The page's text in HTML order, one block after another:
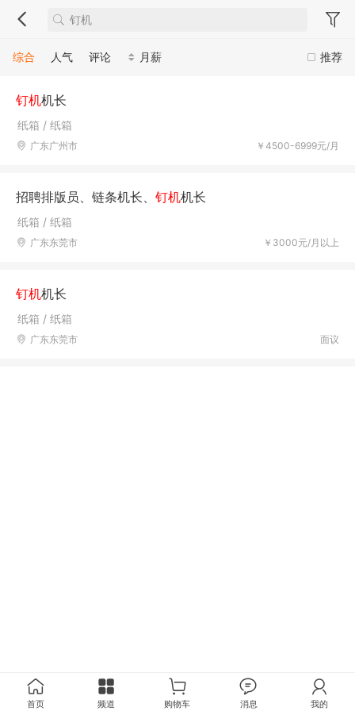
推荐
综合 人气 评论 月薪
钉机机长
纸箱 / 纸箱
￥4500-6999元/月
广东广州市
招聘排版员、链条机长、 钉机机长
纸箱 / 纸箱
￥3000元/月以上
广东东莞市
钉机机长
纸箱 / 纸箱
面议
广东东莞市
首页 频道 购物车 消息 我的